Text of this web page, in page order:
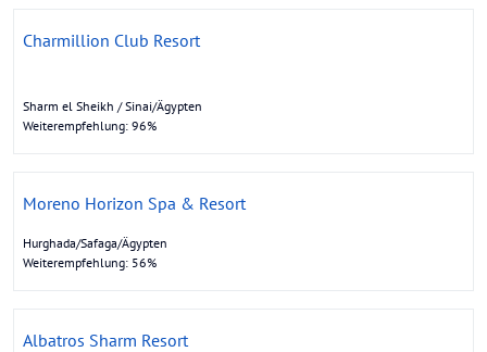
Charmillion Club Resort
Sharm el Sheikh / Sinai/Ägypten
Weiterempfehlung: 96%
Moreno Horizon Spa & Resort
Hurghada/Safaga/Ägypten
Weiterempfehlung: 56%
Albatros Sharm Resort